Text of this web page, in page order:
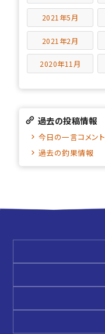
2021年5月
2021年2月
2020年11月
過去の投稿情報
今日の一言コメント
過去の釣果情報